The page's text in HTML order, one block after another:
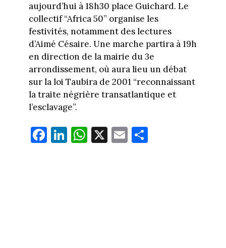
aujourd’hui à 18h30 place Guichard. Le
collectif “Africa 50” organise les
festivités, notamment des lectures
d’Aimé Césaire. Une marche partira à 19h
en direction de la mairie du 3e
arrondissement, où aura lieu un débat
sur la loi Taubira de 2001 “reconnaissant
la traite négrière transatlantique et
l’esclavage”.
Fa
ce
Li
nk
W
ha
X E
m
Pa